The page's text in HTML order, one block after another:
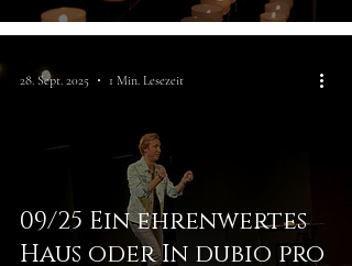
09/25 Ein ehrenwertes
Haus oder In dubio pro
28. Sept. 2025 1 Min. Lesezeit